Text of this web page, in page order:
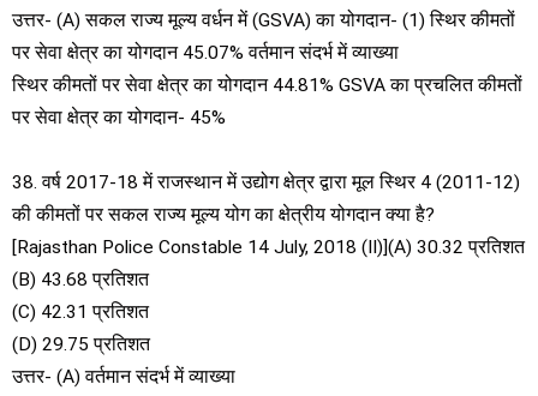
उत्तर- (A) सकल राज्य मूल्य वर्धन में (GSVA) का योगदान- (1) स्थिर कीमतों
पर सेवा क्षेत्र का योगदान 45.07% वर्तमान संदर्भ में व्याख्या
स्थिर कीमतों पर सेवा क्षेत्र का योगदान 44.81% GSVA का प्रचलित कीमतों
पर सेवा क्षेत्र का योगदान- 45%
38. वर्ष 2017-18 में राजस्थान में उद्योग क्षेत्र द्वारा मूल स्थिर 4 (2011-12)
की कीमतों पर सकल राज्य मूल्य योग का क्षेत्रीय योगदान क्या है?
[Rajasthan Police Constable 14 July, 2018 (II)](A) 30.32 प्रतिशत
(B) 43.68 प्रतिशत
(C) 42.31 प्रतिशत
(D) 29.75 प्रतिशत
उत्तर- (A) वर्तमान संदर्भ में व्याख्या